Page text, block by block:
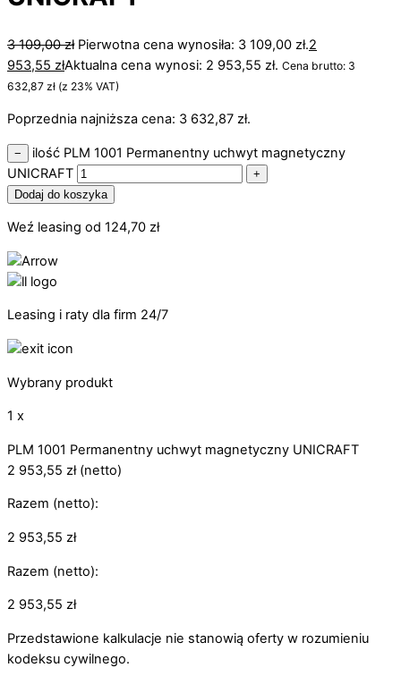
3 109,00zł Pierwotna cena wynosiła: 3 109,00 zł.2
953,55 złAktualna cena wynosi: 2 953,55 zł. Cena brutto: 3
632,87 zł (z 23% VAT)
Poprzednia najniższa cena: 3 632,87 zł.
−
ilość PLM 1001 Permanentny uchwyt magnetyczny
UNICRAFT
+
Dodaj do koszyka
Weź leasing od 124,70 zł
Leasing i raty dla firm 24/7
Wybrany produkt
1 x
PLM 1001 Permanentny uchwyt magnetyczny UNICRAFT
2 953,55 zł(netto)
Razem (netto):
2 953,55 zł
Razem (netto):
2 953,55 zł
Przedstawione kalkulacje nie stanowią oferty w rozumieniu
kodeksu cywilnego.